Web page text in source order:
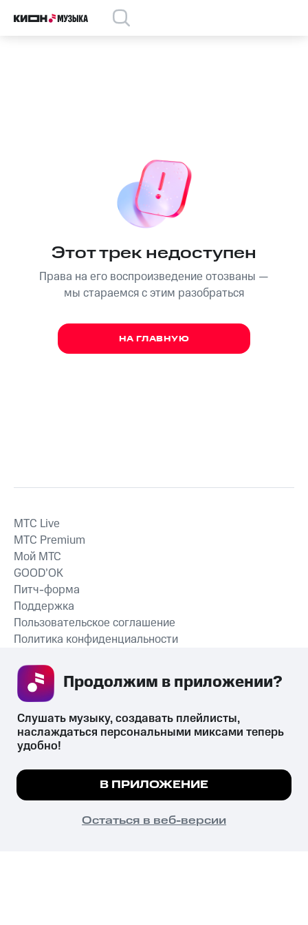
Этот трек недоступен
Права на его воспроизведение отозваны —
мы стараемся с этим разобраться
НА ГЛАВНУЮ
СКАЧАТЬ ПРИЛОЖЕНИЕ
MTС Live
MTС Premium
Мой МТС
GOOD’OK
Питч-форма
Поддержка
Пользовательское соглашение
Политика конфиденциальности
психотропных веществ, их аналогов причиняет вред здоровью,
их незаконный оборот запрещён и влечёт установленную
законодательством ответственность.
© 2026 ООО «КИОН».
Все права защищены
Мы используем куки, чтобы на сайте все
Подробнее
ПОНЯТНО
Слушать музыку, создавать плейлисты,
наслаждаться персональными миксами теперь
удобно!
В ПРИЛОЖЕНИЕ
Остаться в веб-версии